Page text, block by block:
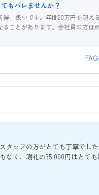
もバレませんか？
得」扱いです。年間20万円を超え
ることがあります。会社員の方は
タッフの方がとても丁寧でし
なく、謝礼の35,000円はとて